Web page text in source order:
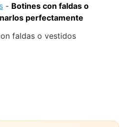
- Botines con faldas o
perfectamente